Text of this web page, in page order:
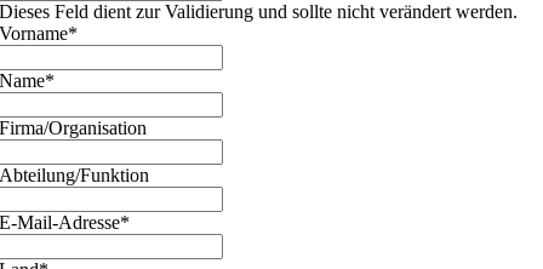
Dieses Feld dient zur Validierung und sollte nicht verändert werden.
Vorname*
Name*
Firma/Organisation
Abteilung/Funktion
E-Mail-Adresse*